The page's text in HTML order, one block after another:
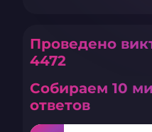
Проведено
4472
Собираем 10
ответов